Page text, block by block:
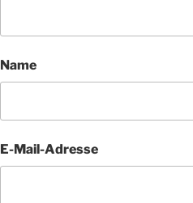
Name
E-Mail-Adresse